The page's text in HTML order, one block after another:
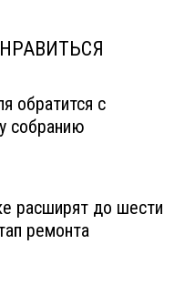
обратится с
собранию
расширят до шести
ремонта